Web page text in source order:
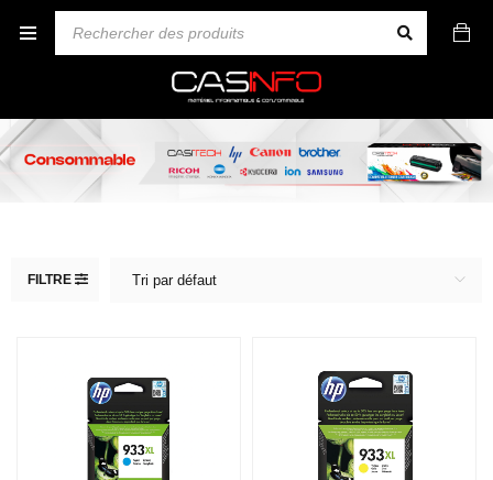
FILTRE Tri par défaut